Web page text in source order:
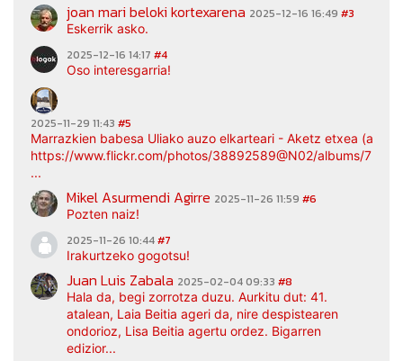
joan mari beloki kortexarena 2025-12-16 16:49 #3
Eskerrik asko.
2025-12-16 14:17 #4
Oso interesgarria!
2025-11-29 11:43 #5
Marrazkien babesa Uliako auzo elkarteari - Aketz etxea
https://www.flickr.com/photos/38892589@N02/albums/
...
Mikel Asurmendi Agirre 2025-11-26 11:59 #6
Pozten naiz!
2025-11-26 10:44#7
Irakurtzeko gogotsu!
Juan Luis Zabala 2025-02-04 09:33 #8
Hala da, begi zorrotza duzu. Aurkitu dut: 41.
atalean, Laia Beitia ageri da, nire despistearen
ondorioz, Lisa Beitia agertu ordez. Bigarren
edizior...